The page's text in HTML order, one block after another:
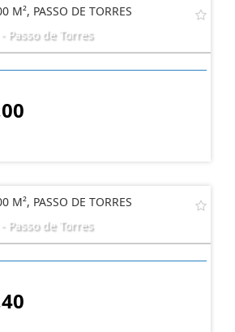
M², PASSO DE TORRES
Passo de Torres
M², PASSO DE TORRES
Passo de Torres